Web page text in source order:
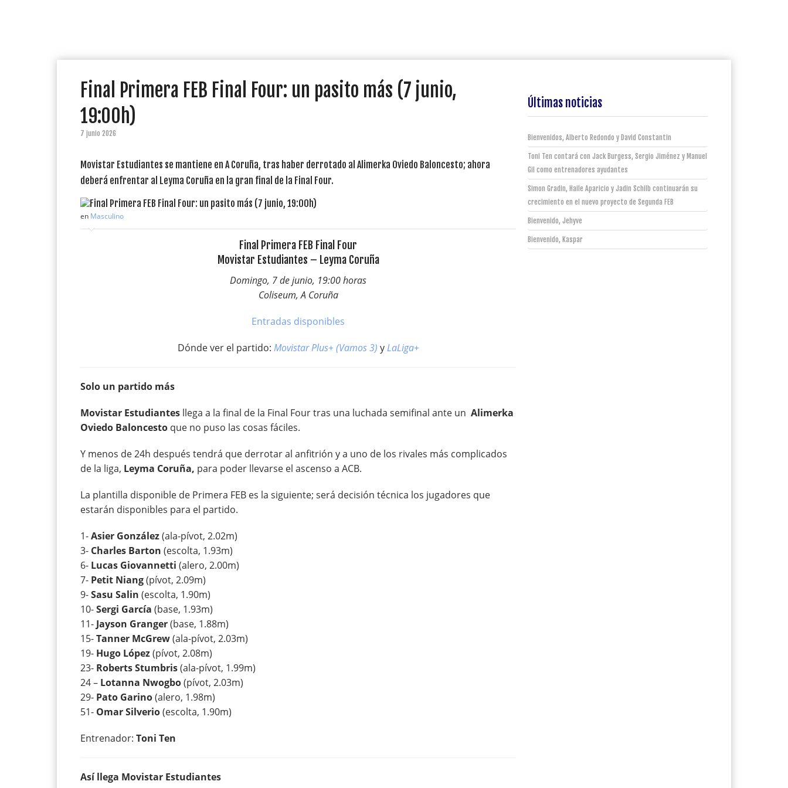
Final Primera FEB Final Four: un pasito más (7 junio,
19:00h)
7 junio 2026
Movistar Estudiantes se mantiene en A Coruña, tras haber derrotado al Alimerka Oviedo Baloncesto; ahora
deberá enfrentar al Leyma Coruña en la gran final de la Final Four.
en Masculino
Final Primera FEB Final Four
Movistar Estudiantes – Leyma Coruña
Domingo, 7 de junio, 19:00 horas
Coliseum, A Coruña
Entradas disponibles
Dónde ver el partido: Movistar Plus+ (Vamos 3) yLaLiga+
Solo un partido más
Movistar Estudiantes llega a la final de la Final Four tras una luchada semifinal ante un Alimerka
Oviedo Baloncesto que no puso las cosas fáciles.
Y menos de 24h después tendrá que derrotar al anfitrión y a uno de los rivales más complicados
de la liga, Leyma Coruña, para poder llevarse el ascenso a ACB.
La plantilla disponible de Primera FEB es la siguiente; será decisión técnica los jugadores que
estarán disponibles para el partido.
1-Asier González(ala-pívot, 2.02m)
3- Charles Barton (escolta, 1.93m)
6- Lucas Giovannetti (alero, 2.00m)
7- Petit Niang(pívot, 2.09m)
9-Sasu Salin (escolta, 1.90m)
10-Sergi García (base, 1.93m)
11- Jayson Granger(base, 1.88m)
15-Tanner McGrew(ala-pívot, 2.03m)
19- Hugo López(pívot, 2.08m)
23- Roberts Stumbris(ala-pívot, 1.99m)
24 – Lotanna Nwogbo(pívot, 2.03m)
29- Pato Garino(alero, 1.98m)
51- Omar Silverio(escolta, 1.90m)
Entrenador: Toni Ten
Así llega Movistar Estudiantes
Últimas noticias
Bienvenidos, Alberto Redondo y David Constantin
Toni Ten contará con Jack Burgess, Sergio Jiménez y Manuel
Gil como entrenadores ayudantes
Simon Gradin, Haile Aparicio y Jadin Schilb continuarán su
crecimiento en el nuevo proyecto de Segunda FEB
Bienvenido, Jehyve
Bienvenido, Kaspar